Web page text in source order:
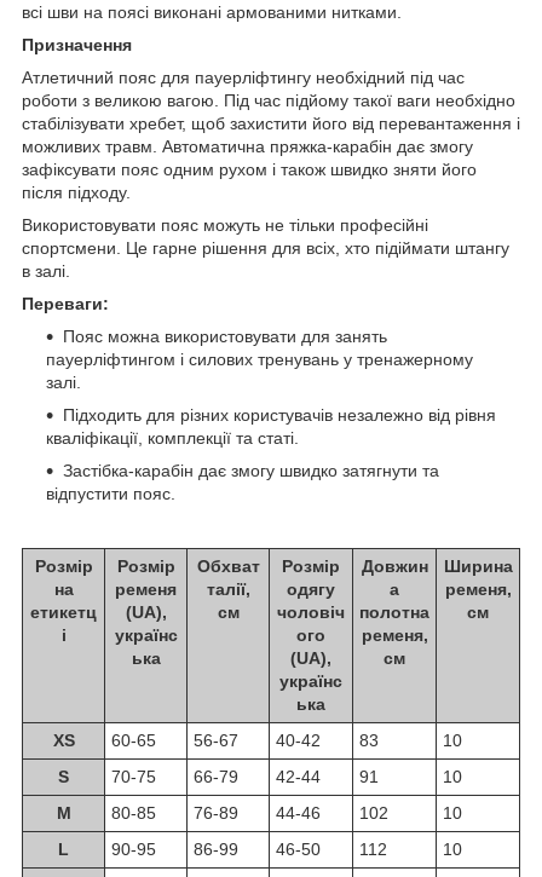
всі шви на поясі виконані армованими нитками.
Призначення
Атлетичний пояс для пауерліфтингу необхідний під час
роботи з великою вагою. Під час підйому такої ваги необхідно
стабілізувати хребет, щоб захистити його від перевантаження і
можливих травм. Автоматична пряжка-карабін дає змогу
зафіксувати пояс одним рухом і також швидко зняти його
після підходу.
Використовувати пояс можуть не тільки професійні
спортсмени. Це гарне рішення для всіх, хто підіймати штангу
в залі.
Переваги:
Пояс можна використовувати для занять
пауерліфтингом і силових тренувань у тренажерному
залі.
Підходить для різних користувачів незалежно від рівня
кваліфікації, комплекції та статі.
Застібка-карабін дає змогу швидко затягнути та
відпустити пояс.
Розмір
на
етикетц
і
Розмір
ременя
(UA),
українс
ька
Обхват
талії,
см
Розмір
одягу
чоловіч
ого
(UA),
українс
ька
Довжин
а
полотна
ременя,
см
Ширина
ременя,
см
XS 60-65 56-67 40-42 83
10
S
70-75 66-79 42-44 91
10
M
80-85 76-89 44-46 102
10
L
90-95 86-99 46-50 112
10